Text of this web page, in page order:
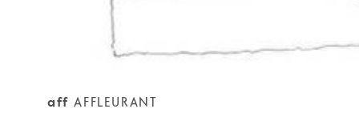
aff AFFLEURANT